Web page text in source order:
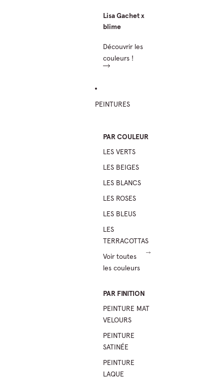
Lisa Gachet x
blime
Découvrir les
couleurs !
PEINTURES
PAR COULEUR
LES VERTS
LES BEIGES
LES BLANCS
LES ROSES
LES BLEUS
LES
TERRACOTTAS
Voir toutes
les couleurs
PAR FINITION
PEINTURE MAT
VELOURS
PEINTURE
SATINÉE
PEINTURE
LAQUE